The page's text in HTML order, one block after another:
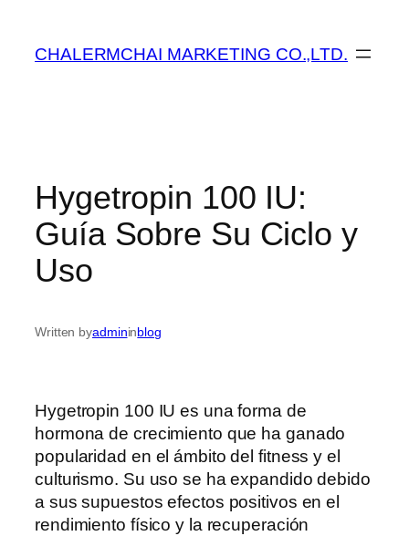
CHALERMCHAI MARKETING CO.,LTD.
Hygetropin 100 IU:
Guía Sobre Su Ciclo y
Uso
Written byadmininblog
Hygetropin 100 IU es una forma de
hormona de crecimiento que ha ganado
popularidad en el ámbito del fitness y el
culturismo. Su uso se ha expandido debido
a sus supuestos efectos positivos en el
rendimiento físico y la recuperación